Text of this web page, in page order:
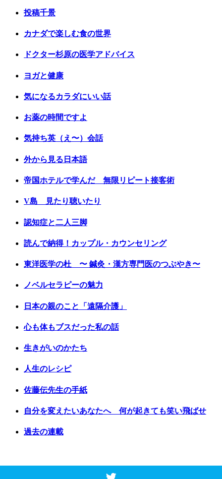
投稿千景
カナダで楽しむ食の世界
ドクター杉原の医学アドバイス
ヨガと健康
気になるカラダにいい話
お薬の時間ですよ
気持ち英（え〜）会話
外から見る日本語
帝国ホテルで学んだ 無限リピート接客術
V島 見たり聴いたり
認知症と二人三脚
読んで納得！カップル・カウンセリング
東洋医学の杜 〜 鍼灸・漢方専門医のつぶやき〜
ノベルセラピーの魅力
日本の親のこと「遠隔介護」
心も体もブスだった私の話
生きがいのかたち
人生のレシピ
佐藤伝先生の手紙
自分を変えたいあなたへ 何が起きても笑い飛ばせ
過去の連載